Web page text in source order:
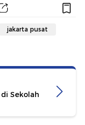
jakarta pusat
Sekolah